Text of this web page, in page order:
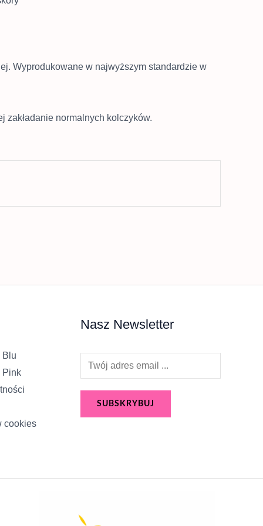
Wyprodukowane w najwyższym standardzie w
zakładanie normalnych kolczyków.
Blu
Pink
cookies
Nasz Newsletter
m
SUBSKRYBUJ